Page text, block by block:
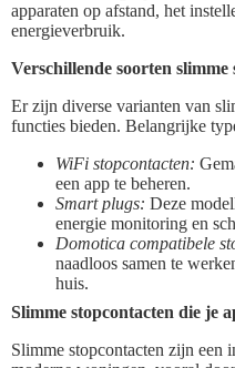
apparaten op afstand, het
energieverbruik.
Verschillende soorten slimme
Er zijn diverse varianten van
functies bieden. Belangrijke
WiFi stopcontacten:
een app te beheren.
Smart plugs: Deze
energie monitoring en
Domotica compatibele
naadloos samen te
huis.
Slimme stopcontacten die je
Slimme stopcontacten zijn een